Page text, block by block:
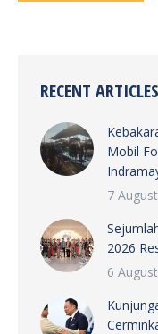
RECENT ARTICLES
Mobil
7
2026
6